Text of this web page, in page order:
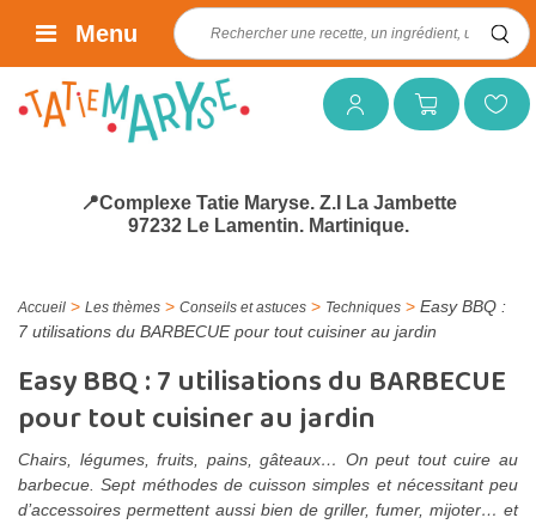
Mon compteMon panierMes favoris
Rechercher :
Menu
📍Complexe Tatie Maryse. Z.I La Jambette
97232 Le Lamentin. Martinique.
Accueil > Les thèmes > Conseils et astuces > Techniques > Easy BBQ :
7 utilisations du BARBECUE pour tout cuisiner au jardin
Easy BBQ : 7 utilisations du BARBECUE
pour tout cuisiner au jardin
Chairs, légumes, fruits, pains, gâteaux… On peut tout cuire au
barbecue. Sept méthodes de cuisson simples et nécessitant peu
d’accessoires permettent aussi bien de griller, fumer, mijoter… et